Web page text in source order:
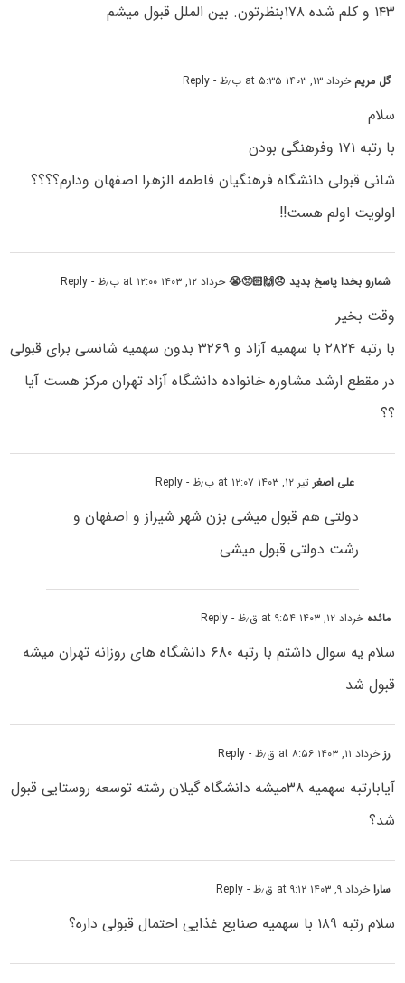
۱۴۳ و کلم شده ۱۷۸بنظرتون. بین الملل قبول میشم
گل مریم خرداد ۱۳, ۱۴۰۳ at ۵:۳۵ ب٫ظ - Reply
سلام
با رتبه ۱۷۱ وفرهنگی بودن
شانی قبولی دانشگاه فرهنگیان فاطمه الزهرا اصفهان ودارم؟؟؟؟
اولویت اولم هست!!
شمارو بخدا پاسخ بدید 😞🙌🏻🥺😭خرداد ۱۲, ۱۴۰۳ at ۱۲:۰۰ ب٫ظ - Reply
وقت بخیر
با رتبه ۲۸۲۴ با سهمیه آزاد و ۳۲۶۹ بدون سهمیه شانسی برای قبولی
در مقطع ارشد مشاوره خانواده دانشگاه آزاد تهران مرکز هست آیا
؟؟
علی اصغرتیر ۱۲, ۱۴۰۳ at ۱۲:۰۷ ب٫ظ - Reply
دولتی هم قبول میشی بزن شهر شیراز و اصفهان و
رشت دولتی قبول میشی
مائده خرداد ۱۲, ۱۴۰۳ at ۹:۵۴ ق٫ظ - Reply
سلام یه سوال داشتم با رتبه ۶۸۰ دانشگاه های روزانه تهران میشه
قبول شد
رزخرداد ۱۱, ۱۴۰۳ at ۸:۵۶ ق٫ظ - Reply
آیابارتبه سهمیه ۳۸میشه دانشگاه گیلان رشته توسعه روستایی قبول
شد؟
ساراخرداد ۹, ۱۴۰۳ at ۹:۱۲ ق٫ظ - Reply
سلام رتبه ۱۸۹ با سهمیه صنایع غذایی احتمال قبولی داره؟